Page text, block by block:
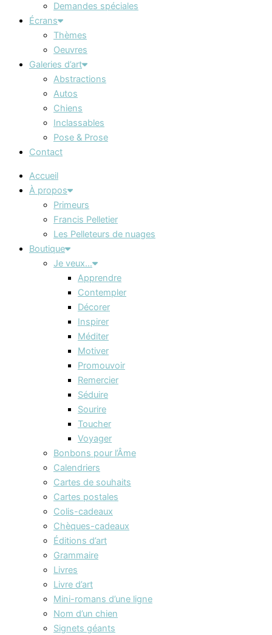
Demandes spéciales
Écrans
Thèmes
Oeuvres
Galeries d’art
Abstractions
Autos
Chiens
Inclassables
Pose & Prose
Contact
Accueil
À propos
Primeurs
Francis Pelletier
Les Pelleteurs de nuages
Boutique
Je veux…
Apprendre
Contempler
Décorer
Inspirer
Méditer
Motiver
Promouvoir
Remercier
Séduire
Sourire
Toucher
Voyager
Bonbons pour l’Âme
Calendriers
Cartes de souhaits
Cartes postales
Colis-cadeaux
Chèques-cadeaux
Éditions d’art
Grammaire
Livres
Livre d’art
Mini-romans d’une ligne
Nom d’un chien
Signets géants